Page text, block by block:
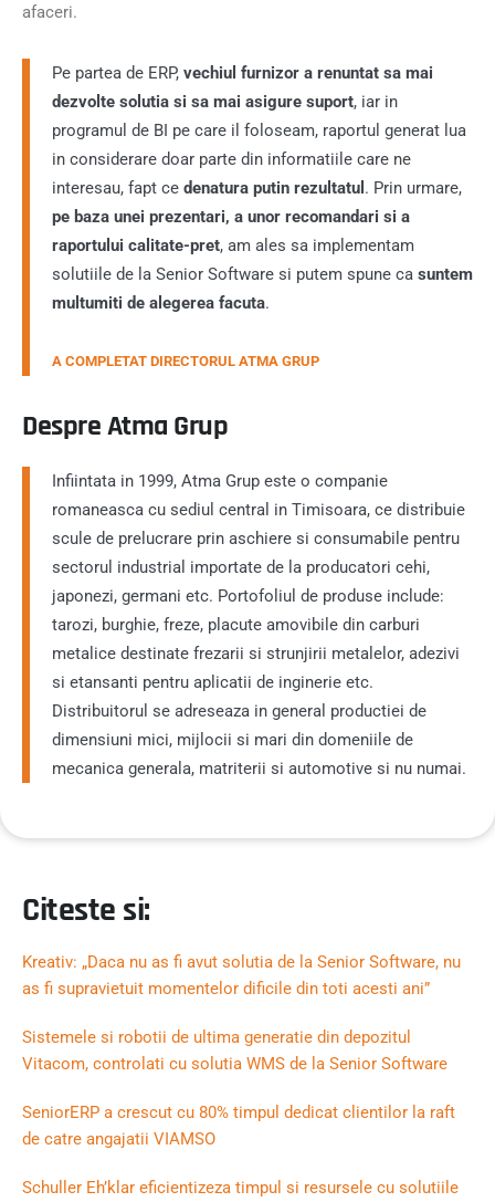
afaceri.
Pe partea de ERP, vechiul furnizor a renuntat sa mai
dezvolte solutia si sa mai asigure suport, iar in
programul de BI pe care il foloseam, raportul generat lua
in considerare doar parte din informatiile care ne
interesau, fapt ce denatura putin rezultatul . Prin urmare,
pe baza unei prezentari, a unor recomandari si a
raportului calitate-pret, am ales sa implementam
solutiile de la Senior Software si putem spune ca suntem
multumiti de alegerea facuta.
A COMPLETAT DIRECTORUL ATMA GRUP
Despre Atma Grup
Infiintata in 1999, Atma Grup este o companie
romaneasca cu sediul central in Timisoara, ce distribuie
scule de prelucrare prin aschiere si consumabile pentru
sectorul industrial importate de la producatori cehi,
japonezi, germani etc. Portofoliul de produse include:
tarozi, burghie, freze, placute amovibile din carburi
metalice destinate frezarii si strunjirii metalelor, adezivi
si etansanti pentru aplicatii de inginerie etc.
Distribuitorul se adreseaza in general productiei de
dimensiuni mici, mijlocii si mari din domeniile de
mecanica generala, matriterii si automotive si nu numai.
Citeste si:
Kreativ: „Daca nu as fi avut solutia de la Senior Software, nu
as fi supravietuit momentelor dificile din toti acesti ani”
Sistemele si robotii de ultima generatie din depozitul
Vitacom, controlati cu solutia WMS de la Senior Software
SeniorERP a crescut cu 80% timpul dedicat clientilor la raft
de catre angajatii VIAMSO
Schuller Eh’klar eficientizeza timpul si resursele cu solutiile